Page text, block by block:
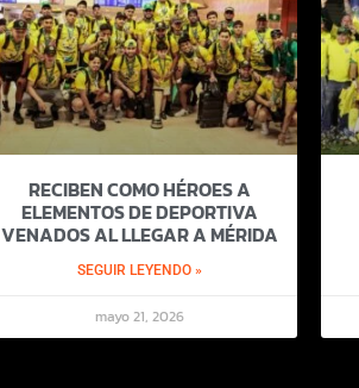
RECIBEN COMO HÉROES A
ELEMENTOS DE DEPORTIVA
VENADOS AL LLEGAR A MÉRIDA
SEGUIR LEYENDO »
mayo 21, 2026